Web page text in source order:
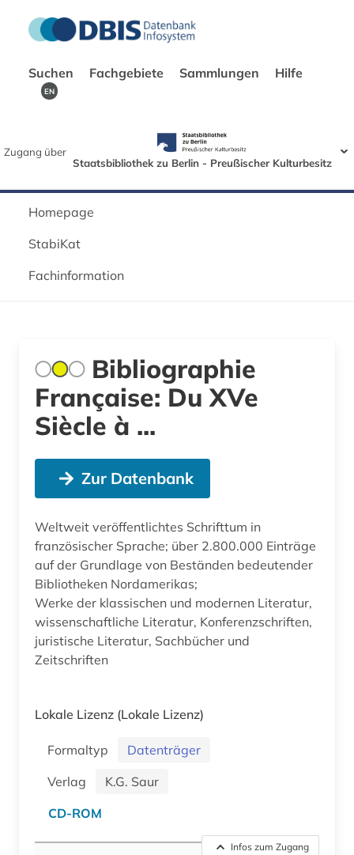
Suchen Fachgebiete Sammlungen Hilfe
EN
Zugang über
Staatsbibliothek zu Berlin - Preußischer Kulturbesitz
Homepage
StabiKat
Fachinformation
Bibliographie
Française: Du XVe
Siècle à ...
Zur Datenbank
Weltweit veröffentlichtes Schrifttum in
französischer Sprache; über 2.800.000 Einträge
auf der Grundlage von Beständen bedeutender
Bibliotheken Nordamerikas;
Werke der klassischen und modernen Literatur,
wissenschaftliche Literatur, Konferenzschriften,
juristische Literatur, Sachbücher und
Zeitschriften
Lokale Lizenz (Lokale Lizenz)
Formaltyp
Datenträger
Verlag
K.G. Saur
CD-ROM
Infos zum Zugang